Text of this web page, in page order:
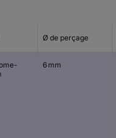
Ø de perçage
6 mm